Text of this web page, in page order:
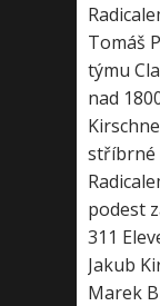
Tomáš
týmu
nad
stříbrné
podest
311
Jakub
Marek